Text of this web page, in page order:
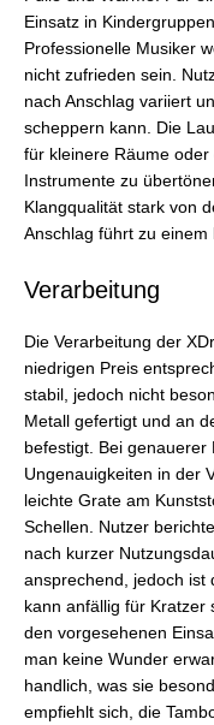
Einsatz in
Professionelle Musiker
nicht zufrieden sein.
nach Anschlag variiert
scheppern kann. Die
für kleinere Räume
Instrumente zu
Klangqualität stark von
Anschlag führt zu einem
Verarbeitung
Die Verarbeitung der
niedrigen Preis
stabil, jedoch nicht
Metall gefertigt und an
befestigt. Bei
Ungenauigkeiten in der
leichte Grate am
Schellen. Nutzer
nach kurzer
ansprechend, jedoch ist
kann anfällig für Kratzer
den vorgesehenen
man keine Wunder
handlich, was sie
empfiehlt sich, die